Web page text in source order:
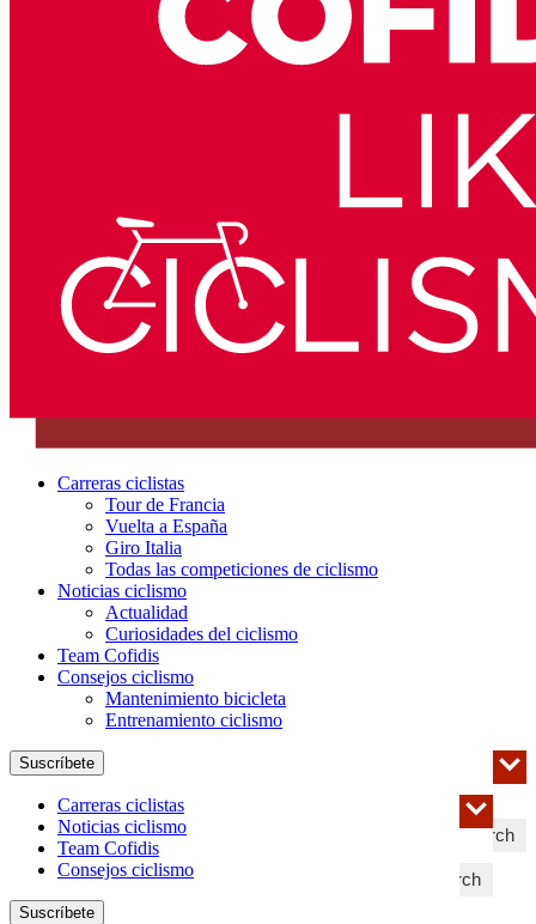
Carreras ciclistas
Tour de Francia
Vuelta a España
Giro Italia
Todas las competiciones de ciclismo
Noticias ciclismo
Actualidad
Curiosidades del ciclismo
Team Cofidis
Consejos ciclismo
Mantenimiento bicicleta
Entrenamiento ciclismo
Search
Suscríbete
Search
Carreras ciclistas
Noticias ciclismo
Team Cofidis
Consejos ciclismo
Suscríbete